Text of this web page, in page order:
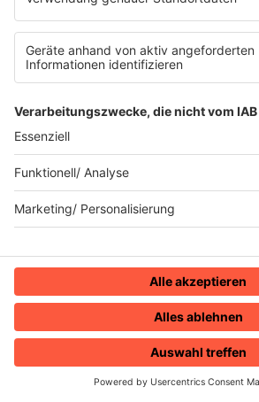
HOME RADIOS
Ashford & Simpson - Solid
Joachim Witt - Goldener
15.07.2024
Don Henley - The Boys of
08.07.2024
U2 - With or Without You